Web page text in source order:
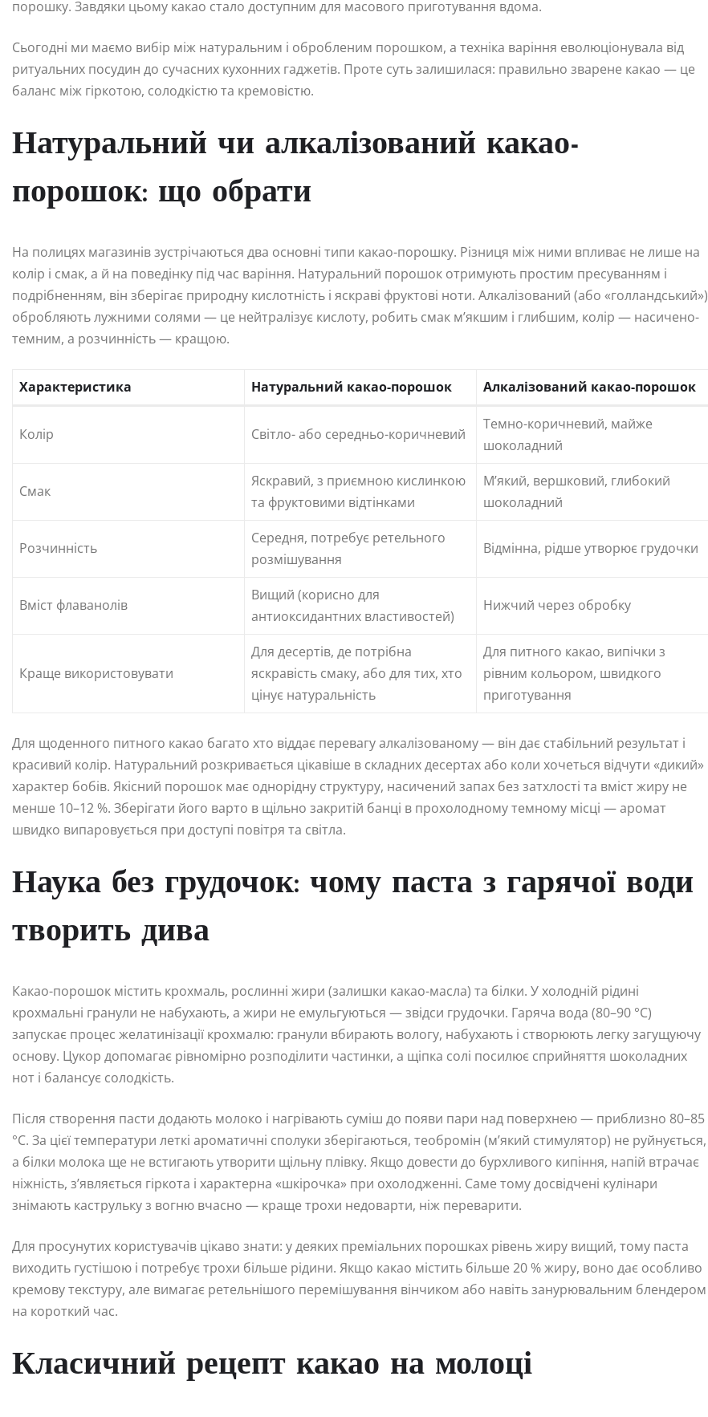
порошку. Завдяки цьому какао стало доступним для масового приготування вдома.
Сьогодні ми маємо вибір між натуральним і обробленим порошком, а техніка варіння еволюціонувала від
ритуальних посудин до сучасних кухонних гаджетів. Проте суть залишилася: правильно зварене какао — це
баланс між гіркотою, солодкістю та кремовістю.
Натуральний чи алкалізований какао-
порошок: що обрати
На полицях магазинів зустрічаються два основні типи какао-порошку. Різниця між ними впливає не лише на
колір і смак, а й на поведінку під час варіння. Натуральний порошок отримують простим пресуванням і
подрібненням, він зберігає природну кислотність і яскраві фруктові ноти. Алкалізований (або «голландський»)
обробляють лужними солями — це нейтралізує кислоту, робить смак м’якшим і глибшим, колір — насичено-
темним, а розчинність — кращою.
Характеристика Натуральний какао-порошок Алкалізований какао-порошок
Колір Світло- або середньо-коричневий
Темно-коричневий, майже
шоколадний
Смак
Яскравий, з приємною кислинкою
та фруктовими відтінками
М’який, вершковий, глибокий
шоколадний
Розчинність
Середня, потребує ретельного
розмішування
Відмінна, рідше утворює грудочки
Вміст флаванолів
Вищий (корисно для
антиоксидантних властивостей)
Нижчий через обробку
Краще використовувати
Для десертів, де потрібна
яскравість смаку, або для тих, хто
цінує натуральність
Для питного какао, випічки з
рівним кольором, швидкого
приготування
Для щоденного питного какао багато хто віддає перевагу алкалізованому — він дає стабільний результат і
красивий колір. Натуральний розкривається цікавіше в складних десертах або коли хочеться відчути «дикий»
характер бобів. Якісний порошок має однорідну структуру, насичений запах без затхлості та вміст жиру не
менше 10–12 %. Зберігати його варто в щільно закритій банці в прохолодному темному місці — аромат
швидко випаровується при доступі повітря та світла.
Наука без грудочок: чому паста з гарячої води
творить дива
Какао-порошок містить крохмаль, рослинні жири (залишки какао-масла) та білки. У холодній рідині
крохмальні гранули не набухають, а жири не емульгуються — звідси грудочки. Гаряча вода (80–90 °C)
запускає процес желатинізації крохмалю: гранули вбирають вологу, набухають і створюють легку загущуючу
основу. Цукор допомагає рівномірно розподілити частинки, а щіпка солі посилює сприйняття шоколадних
нот і балансує солодкість.
Після створення пасти додають молоко і нагрівають суміш до появи пари над поверхнею — приблизно 80–85
°C. За цієї температури леткі ароматичні сполуки зберігаються, теобромін (м’який стимулятор) не руйнується,
а білки молока ще не встигають утворити щільну плівку. Якщо довести до бурхливого кипіння, напій втрачає
ніжність, з’являється гіркота і характерна «шкірочка» при охолодженні. Саме тому досвідчені кулінари
знімають каструльку з вогню вчасно — краще трохи недоварти, ніж переварити.
Для просунутих користувачів цікаво знати: у деяких преміальних порошках рівень жиру вищий, тому паста
виходить густішою і потребує трохи більше рідини. Якщо какао містить більше 20 % жиру, воно дає особливо
кремову текстуру, але вимагає ретельнішого перемішування вінчиком або навіть занурювальним блендером
на короткий час.
Класичний рецепт какао на молоці